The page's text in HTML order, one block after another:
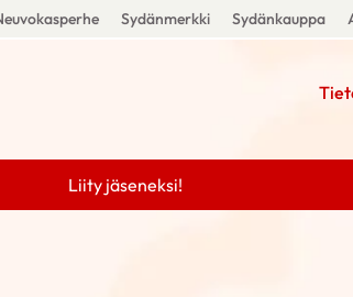
Sydänmerkki Sydänkauppa
Liity jäseneksi!